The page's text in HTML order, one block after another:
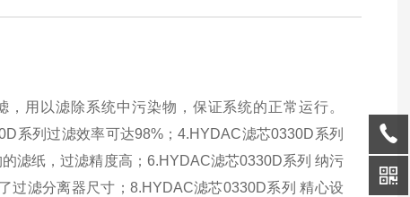
用以滤除系统中污染物，保证系统的正常运行。
系列过滤效率可达98%；4.HYDAC滤芯0330D系列
滤纸，过滤精度高；6.HYDAC滤芯0330D系列 纳污
过滤分离器尺寸；8.HYDAC滤芯0330D系列 精心设